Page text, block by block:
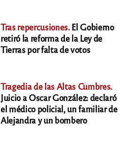
Tras repercusiones.El Gobierno
retiró la reforma de la Ley de
Tierras por falta de votos
Tragedia de las Altas Cumbres.
Juicio a Oscar González: declaró
el médico policial, un familiar de
Alejandra y un bombero